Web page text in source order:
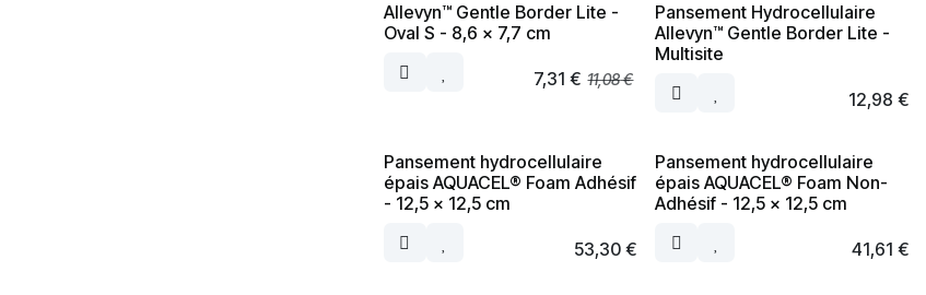
Allevyn™ Gentle Border Lite -
Oval S - 8,6 x 7,7 cm
7,31 € 11,08€
Pansement Hydrocellulaire
Allevyn™ Gentle Border Lite -
Multisite
12,98 €
Pansement hydrocellulaire
épais AQUACEL® Foam Adhésif
- 12,5 x 12,5 cm
53,30 €
Pansement hydrocellulaire
épais AQUACEL® Foam Non-
Adhésif - 12,5 x 12,5 cm
41,61 €